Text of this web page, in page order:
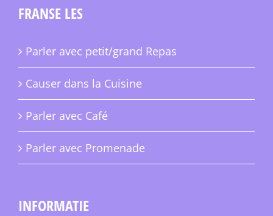
FRANSE LES
Parler avec petit/grand Repas
Causer dans la Cuisine
Parler avec Café
Parler avec Promenade
INFORMATIE